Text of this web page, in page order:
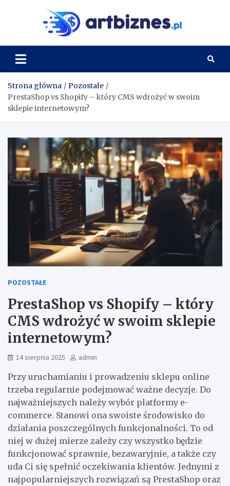
Strona główna
Pozostałe
PrestaShop vs Shopify – który CMS wdrożyć w swoim
sklepie internetowym?
POZOSTAŁE
PrestaShop vs Shopify – który
CMS wdrożyć w swoim sklepie
internetowym?
14 sierpnia 2025 admin
Przy uruchamianiu i prowadzeniu sklepu online
trzeba regularnie podejmować ważne decyzje. Do
najważniejszych należy wybór platformy e-
commerce. Stanowi ona swoiste środowisko do
działania poszczególnych funkcjonalności. To od
niej w dużej mierze zależy czy wszystko będzie
funkcjonować sprawnie, bezawaryjnie, a także czy
uda Ci się spełnić oczekiwania klientów. Jednymi z
najpopularniejszych rozwiązań są PrestaShop oraz